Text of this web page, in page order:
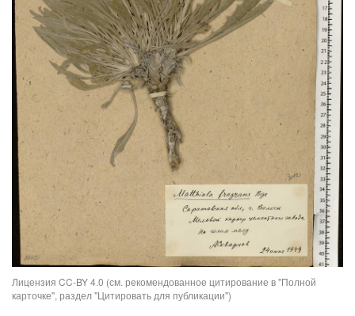
Лицензия CC-BY 4.0 (см. рекомендованное цитирование в "Полной
карточке", раздел "Цитировать для публикации")